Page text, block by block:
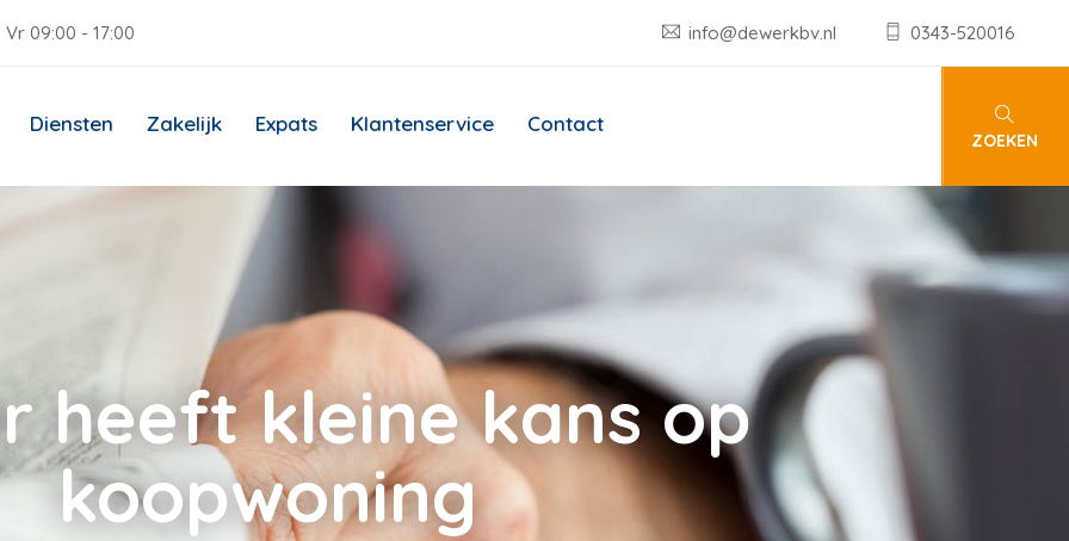
09:00 - 17:00 info@dewerkbv.nl 0343-520016
Diensten Zakelijk Expats Klantenservice Contact
ZOEKEN
heeft kleine kans op
koopwoning